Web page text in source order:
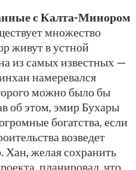
с Калта-Минором
множество
живут в устной
из самых известных —
намеревался
можно было бы
об этом, эмир Бухары
богатства, если
возведет
Хан, желая сохранить
планировал, что